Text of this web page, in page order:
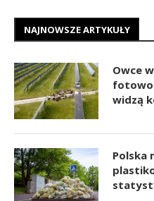
NAJNOWSZE ARTYKUŁY
Owce
widzą
Polska